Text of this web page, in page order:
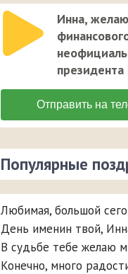
Инна,
Популярные
Любимая, большой
День именин твой,
В судьбе тебе желаю
Конечно, много